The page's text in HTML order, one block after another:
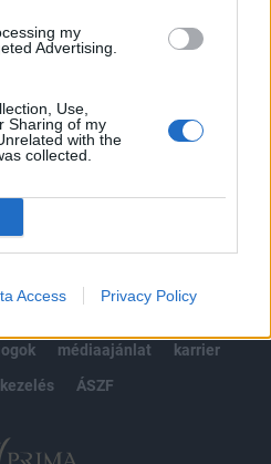
my
Advertising.
Use,
Sharing of my
with the
collected.
Access Privacy Policy
Előfizetés
BEJELENTKEZÉS
médiaajánlat
karrier
ÁSZF